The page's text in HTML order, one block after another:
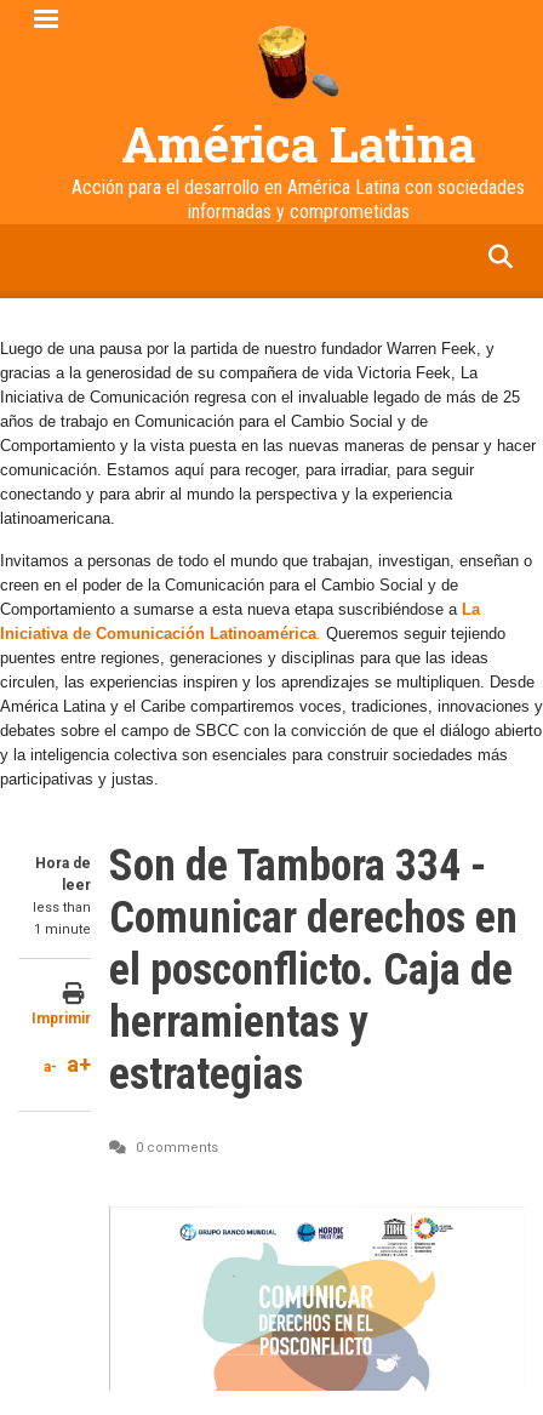
Pasar
América Latina
Acción para el desarrollo en América Latina con sociedades
informadas y comprometidas
Luego de una pausa por la partida de nuestro fundador Warren Feek, y
gracias a la generosidad de su compañera de vida Victoria Feek, La
Iniciativa de Comunicación regresa con el invaluable legado de más de 25
años de trabajo en Comunicación para el Cambio Social y de
Comportamiento y la vista puesta en las nuevas maneras de pensar y hacer
comunicación. Estamos aquí para recoger, para irradiar, para seguir
conectando y para abrir al mundo la perspectiva y la experiencia
latinoamericana.
Invitamos a personas de todo el mundo que trabajan, investigan, enseñan o
creen en el poder de la Comunicación para el Cambio Social y de
Comportamiento a sumarse a esta nueva etapa suscribiéndose a La
Iniciativa de Comunicación Latinoamérica. Queremos seguir tejiendo
puentes entre regiones, generaciones y disciplinas para que las ideas
circulen, las experiencias inspiren y los aprendizajes se multipliquen. Desde
América Latina y el Caribe compartiremos voces, tradiciones, innovaciones y
debates sobre el campo de SBCC con la convicción de que el diálogo abierto
y la inteligencia colectiva son esenciales para construir sociedades más
participativas y justas.
Hora de
leer
less than
1 minute
Imprimir
a- a+
Son de Tambora 334 -
Comunicar derechos en
el posconflicto. Caja de
herramientas y
estrategias
0 comments